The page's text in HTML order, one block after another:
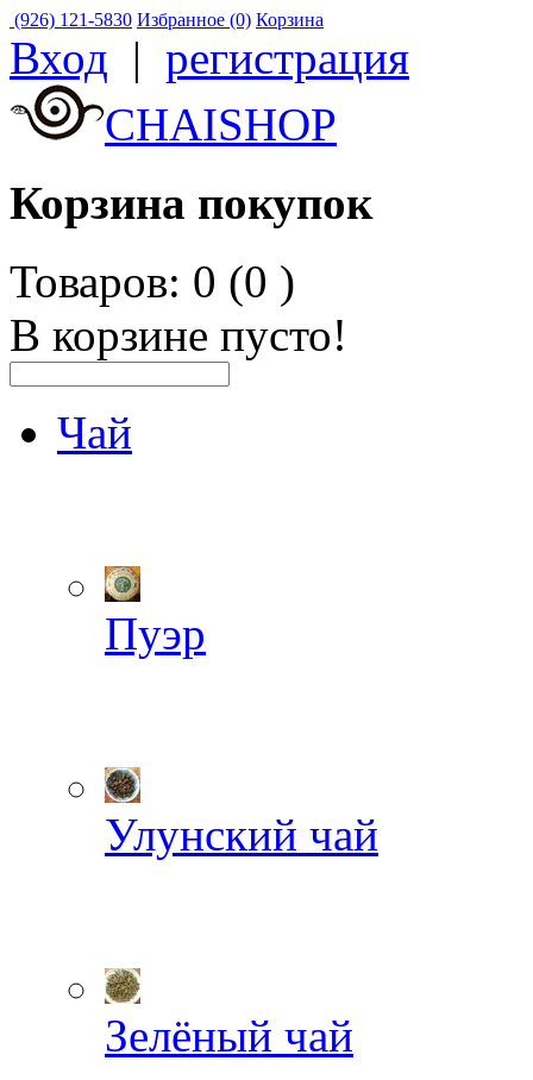
(926) 121-5830 Избранное (0) Корзина
Вход | регистрация
CHAISHOP
Корзина покупок
Товаров: 0 (0 )
В корзине пусто!
Чай
Пуэр
Улунский чай
Зелёный чай